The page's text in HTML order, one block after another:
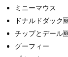
ミニーマウス
ドナルドダック
チップとデール
グーフィー